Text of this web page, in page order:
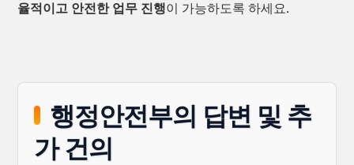
율적이고 안전한 업무 진행이 가능하도록 하세요.
행정안전부의 답변 및 추
가 건의